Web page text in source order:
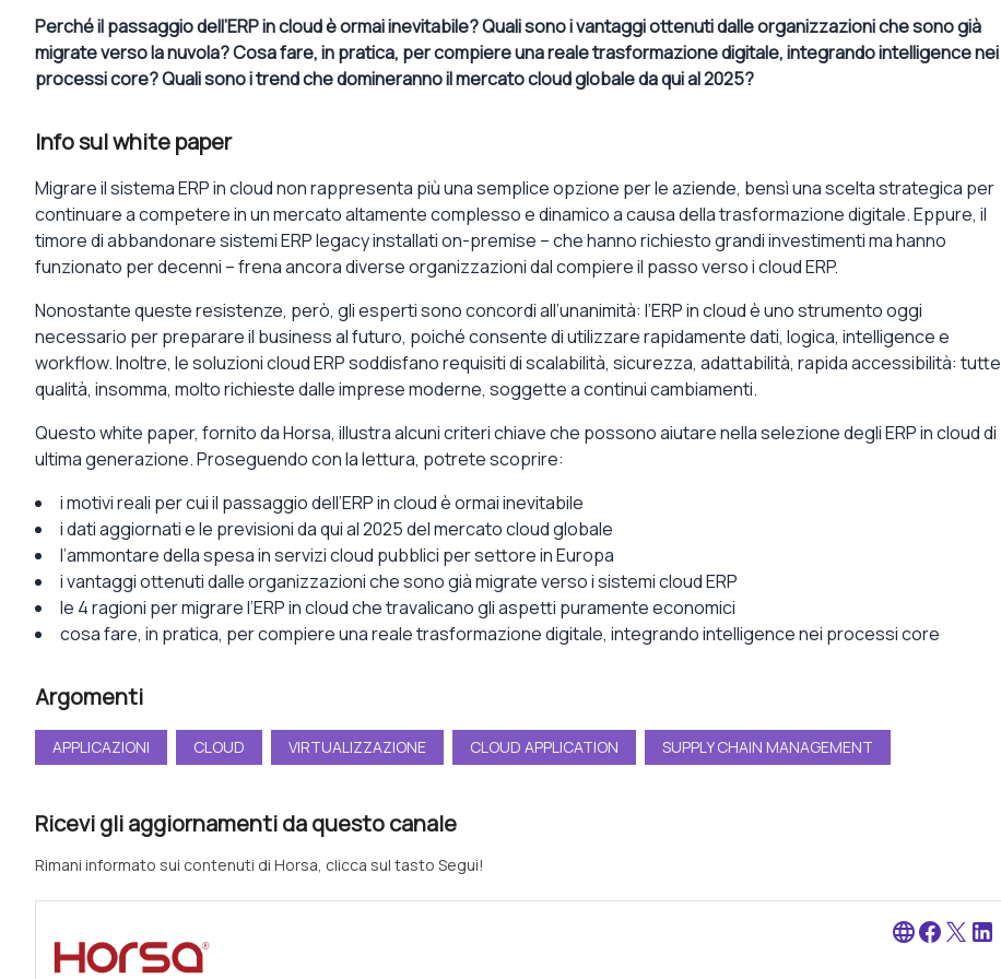
Perché il passaggio dell’ERP in cloud è ormai inevitabile? Quali sono i vantaggi ottenuti dalle organizzazioni che sono già
migrate verso la nuvola? Cosa fare, in pratica, per compiere una reale trasformazione digitale, integrando intelligence nei
processi core? Quali sono i trend che domineranno il mercato cloud globale da qui al 2025?
Info sul white paper
Migrare il sistema ERP in cloud non rappresenta più una semplice opzione per le aziende, bensì una scelta strategica per
continuare a competere in un mercato altamente complesso e dinamico a causa della trasformazione digitale. Eppure, il
timore di abbandonare sistemi ERP legacy installati on-premise – che hanno richiesto grandi investimenti ma hanno
funzionato per decenni – frena ancora diverse organizzazioni dal compiere il passo verso i cloud ERP.
Nonostante queste resistenze, però, gli esperti sono concordi all’unanimità: l’ERP in cloud è uno strumento oggi
necessario per preparare il business al futuro, poiché consente di utilizzare rapidamente dati, logica, intelligence e
workflow. Inoltre, le soluzioni cloud ERP soddisfano requisiti di scalabilità, sicurezza, adattabilità, rapida accessibilità: tutte
qualità, insomma, molto richieste dalle imprese moderne, soggette a continui cambiamenti.
Questo white paper, fornito da Horsa, illustra alcuni criteri chiave che possono aiutare nella selezione degli ERP in cloud di
ultima generazione. Proseguendo con la lettura, potrete scoprire:
i motivi reali per cui il passaggio dell’ERP in cloud è ormai inevitabile
i dati aggiornati e le previsioni da qui al 2025 del mercato cloud globale
l’ammontare della spesa in servizi cloud pubblici per settore in Europa
i vantaggi ottenuti dalle organizzazioni che sono già migrate verso i sistemi cloud ERP
le 4 ragioni per migrare l’ERP in cloud che travalicano gli aspetti puramente economici
cosa fare, in pratica, per compiere una reale trasformazione digitale, integrando intelligence nei processi core
Argomenti
APPLICAZIONI CLOUD VIRTUALIZZAZIONE CLOUD APPLICATION SUPPLY CHAIN MANAGEMENT
Ricevi gli aggiornamenti da questo canale
Rimani informato sui contenuti di Horsa, clicca sul tasto Segui!
language